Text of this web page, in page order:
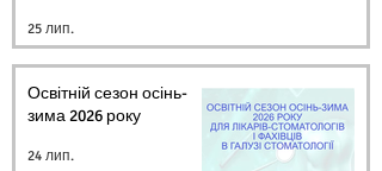
УКРАЇНИ
25 лип.
Освітній сезон осінь-
зима 2026 року
24 лип.